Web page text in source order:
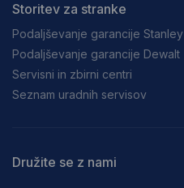
Storitev za stranke
Podaljševanje garancije Stanley
Podaljševanje garancije Dewalt
Servisni in zbirni centri
Seznam uradnih servisov
Družite se z nami